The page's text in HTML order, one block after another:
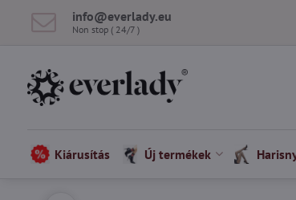
info​@everlady​.eu
Non stop ( 24/7 )
Kiárusítás Új termékek